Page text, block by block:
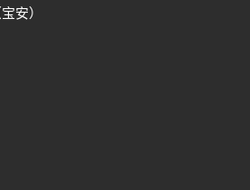
安）